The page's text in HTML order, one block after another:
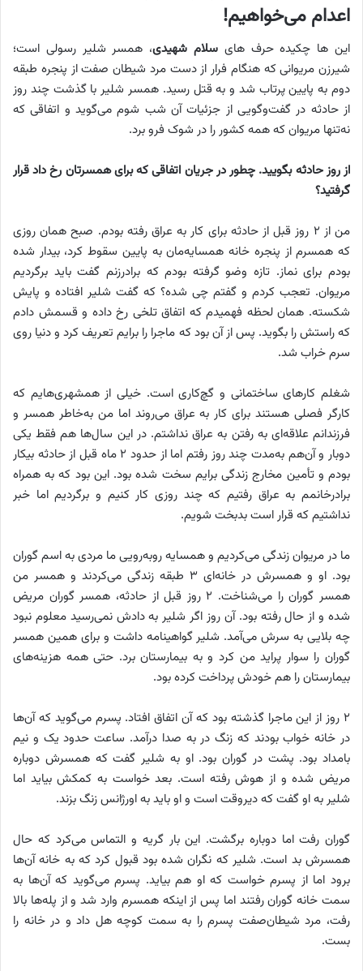
اعدام می‌خواهیم!
این‌ ها چکیده حرف‌ های سلام شهیدی، همسر شلیر رسولی است؛
شیرزن مریوانی که هنگام فرار از دست مرد شیطان‌ صفت از پنجره طبقه
دوم به پایین پرتاب شد و به قتل رسید. همسر شلیر با گذشت چند روز
از حادثه در گفت‌وگویی از جزئیات آن شب شوم می‌گوید و اتفاقی که
نه‌تنها مریوان که همه کشور را در شوک فرو برد.
از روز حادثه بگویید. چطور در جریان اتفاقی که برای همسرتان رخ داد قرار
گرفتید؟
من از ۲ روز قبل از حادثه برای کار به عراق رفته بودم. صبح همان روزی
که همسرم از پنجره خانه همسایه‌مان به پایین سقوط کرد، بیدار شده
بودم برای نماز. تازه وضو گرفته بودم که برادرزنم گفت باید برگردیم
مریوان. تعجب کردم و گفتم چی شده؟ که گفت شلیر افتاده و پایش
شکسته. همان لحظه فهمیدم که اتفاق تلخی رخ داده و قسمش دادم
که راستش را بگوید. پس از آن بود که ماجرا را برایم تعریف کرد و دنیا روی
سرم خراب شد.
شغلم کارهای ساختمانی و گچ‌کاری است. خیلی از همشهری‌هایم که
کارگر فصلی هستند برای کار به عراق می‌روند اما من به‌خاطر همسر و
فرزندانم علاقه‌ای به رفتن به عراق نداشتم. در این سال‌ها هم فقط یکی
دوبار و آن‌هم به‌مدت چند روز رفتم اما از حدود ۲ ماه قبل از حادثه بیکار
بودم و تأمین مخارج زندگی برایم سخت شده بود. این بود که به همراه
برادرخانمم به عراق رفتیم که چند روزی کار کنیم و برگردیم اما خبر
نداشتیم که قرار است بدبخت شویم.
ما در مریوان زندگی می‌کردیم و همسایه روبه‌رویی ما مردی به اسم گوران
بود. او و همسرش در خانه‌ای ۳ طبقه زندگی می‌کردند و همسر من
همسر گوران را می‌شناخت. ۲ روز قبل از حادثه، همسر گوران مریض
شده و از حال رفته بود. آن روز اگر شلیر به دادش نمی‌رسید معلوم نبود
چه بلایی به سرش می‌آمد. شلیر گواهینامه داشت و برای همین همسر
گوران را سوار پراید من کرد و به بیمارستان برد. حتی همه هزینه‌های
بیمارستان را هم خودش پرداخت کرده بود.
۲ روز از این ماجرا گذشته بود که آن اتفاق افتاد. پسرم می‌گوید که آن‌ها
در خانه خواب بودند که زنگ در به صدا درآمد. ساعت حدود یک و نیم
بامداد بود. پشت در گوران بود. او به شلیر گفت که همسرش دوباره
مریض شده و از هوش رفته است. بعد خواست به کمکش بیاید اما
شلیر به او گفت که دیروقت است و او باید به اورژانس زنگ بزند.
گوران رفت اما دوباره برگشت. این بار گریه و التماس می‌کرد که حال
همسرش بد است. شلیر که نگران شده بود قبول کرد که به خانه آن‌ها
برود اما از پسرم خواست که او هم بیاید. پسرم می‌گوید که آن‌ها به
سمت خانه گوران رفتند اما پس از اینکه همسرم وارد شد و از پله‌ها بالا
رفت، مرد شیطان‌صفت پسرم را به سمت کوچه هل داد و در خانه را
بست.